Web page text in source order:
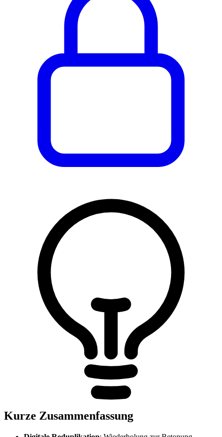
Kurze Zusammenfassung